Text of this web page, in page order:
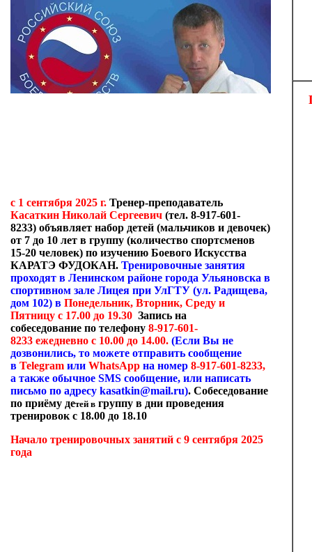
с 1 сентября 2025 г. Тренер-преподаватель
Касаткин Николай Сергеевич (тел. 8-917-601-
8233) объявляет набор детей (мальчиков и девочек)
от 7 до 10 лет в группу (количество спортсменов
15-20 человек) по изучению Боевого Искусства
КАРАТЭ ФУДОКАН. Тренировочные занятия
проходят в Ленинском районе города Ульяновска в
спортивном зале Лицея при УлГТУ (ул. Радищева,
дом 102) в Понедельник, Вторник, Среду и
Пятницу с 17.00 до 19.30 Запись на
собеседование по телефону 8-917-601-
8233 ежедневно с 10.00 до 14.00. (Если Вы не
дозвонились, то можете отправить сообщение
в Telegram или WhatsApp на номер 8-917-601-8233,
а также обычное SMS сообщение, или написать
письмо по адресу kasatkin@mail.ru). Собеседование
по приёму детей в группу в дни проведения
тренировок с 18.00 до 18.10
Начало тренировочных занятий с 9 сентября 2025
года